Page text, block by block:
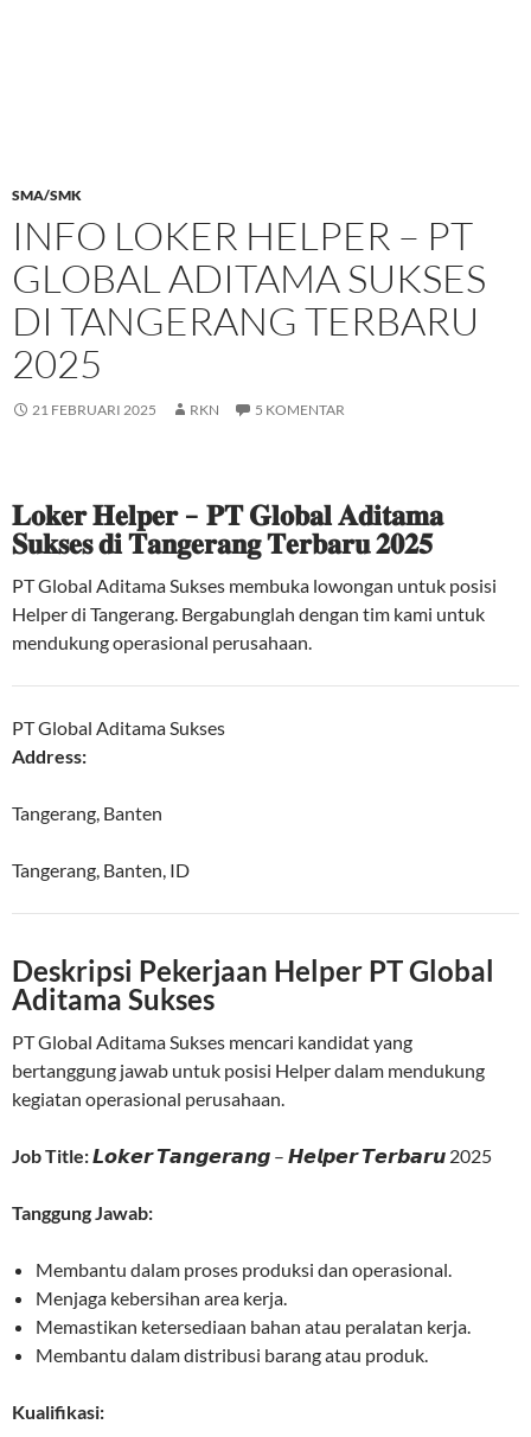
SMA/SMK
INFO LOKER HELPER – PT
GLOBAL ADITAMA SUKSES
DI TANGERANG TERBARU
2025
21 FEBRUARI 2025 RKN 5 KOMENTAR
𝐋𝐨𝐤𝐞𝐫 𝐇𝐞𝐥𝐩𝐞𝐫 – 𝐏𝐓 𝐆𝐥𝐨𝐛𝐚𝐥 𝐀𝐝𝐢𝐭𝐚𝐦𝐚
𝐒𝐮𝐤𝐬𝐞𝐬 𝐝𝐢 𝐓𝐚𝐧𝐠𝐞𝐫𝐚𝐧𝐠 𝐓𝐞𝐫𝐛𝐚𝐫𝐮 𝟐𝟎𝟐𝟓
PT Global Aditama Sukses membuka lowongan untuk posisi
Helper di Tangerang. Bergabunglah dengan tim kami untuk
mendukung operasional perusahaan.
PT Global Aditama Sukses
Address:
Tangerang, Banten
Tangerang, Banten, ID
Deskripsi Pekerjaan Helper PT Global
Aditama Sukses
PT Global Aditama Sukses mencari kandidat yang
bertanggung jawab untuk posisi Helper dalam mendukung
kegiatan operasional perusahaan.
Job Title:𝙇𝙤𝙠𝙚𝙧 𝙏𝙖𝙣𝙜𝙚𝙧𝙖𝙣𝙜 – 𝙃𝙚𝙡𝙥𝙚𝙧 𝙏𝙚𝙧𝙗𝙖𝙧𝙪 2025
Tanggung Jawab:
Membantu dalam proses produksi dan operasional.
Menjaga kebersihan area kerja.
Memastikan ketersediaan bahan atau peralatan kerja.
Membantu dalam distribusi barang atau produk.
Kualifikasi: